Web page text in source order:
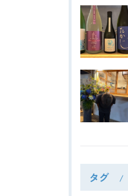
タグ